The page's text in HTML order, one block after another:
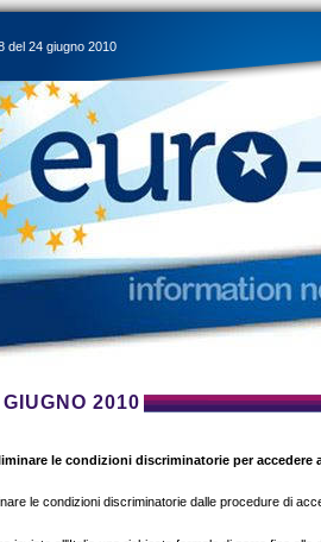
del 24 giugno 2010
2010
le condizioni discriminatorie per accedere
le condizioni discriminatorie dalle procedure di